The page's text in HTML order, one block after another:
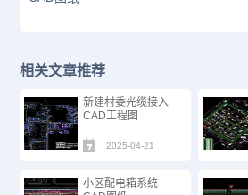
相关文章推荐
新建村委光缆接入
CAD工程图
2025-04-21
小区配电箱系统